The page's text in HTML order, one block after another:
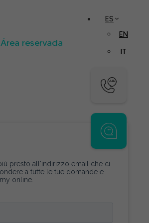
Área reservada
ES
EN
IT